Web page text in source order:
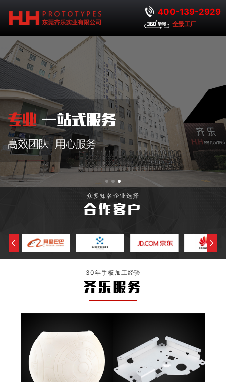
400-139-2929
全景工厂
众多知名企业选择
合作客户
30年手板加工经验
齐乐服务